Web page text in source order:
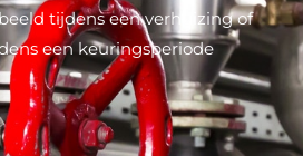
tijdens een verhuizing of
een keuringsperiode